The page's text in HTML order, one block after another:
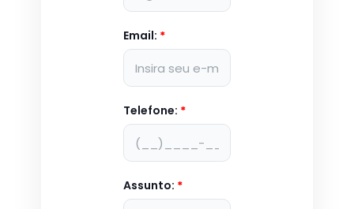
Email: *
Telefone: *
Assunto: *